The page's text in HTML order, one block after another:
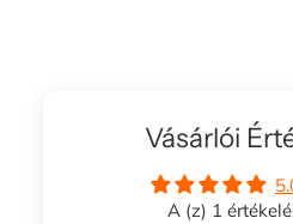
Vásárlói
A (z) 1